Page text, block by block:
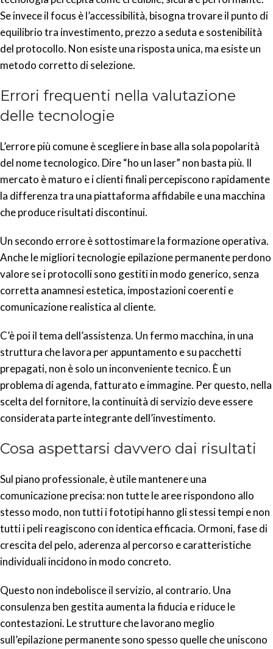
Se invece il focus è l’accessibilità, bisogna trovare il punto di
equilibrio tra investimento, prezzo a seduta e sostenibilità
del protocollo. Non esiste una risposta unica, ma esiste un
metodo corretto di selezione.
Errori frequenti nella valutazione
delle tecnologie
L’errore più comune è scegliere in base alla sola popolarità
del nome tecnologico. Dire “ho un laser” non basta più. Il
mercato è maturo e i clienti finali percepiscono rapidamente
la differenza tra una piattaforma affidabile e una macchina
che produce risultati discontinui.
Un secondo errore è sottostimare la formazione operativa.
Anche le migliori tecnologie epilazione permanente perdono
valore se i protocolli sono gestiti in modo generico, senza
corretta anamnesi estetica, impostazioni coerenti e
comunicazione realistica al cliente.
C’è poi il tema dell’assistenza. Un fermo macchina, in una
struttura che lavora per appuntamento e su pacchetti
prepagati, non è solo un inconveniente tecnico. È un
problema di agenda, fatturato e immagine. Per questo, nella
scelta del fornitore, la continuità di servizio deve essere
considerata parte integrante dell’investimento.
Cosa aspettarsi davvero dai risultati
Sul piano professionale, è utile mantenere una
comunicazione precisa: non tutte le aree rispondono allo
stesso modo, non tutti i fototipi hanno gli stessi tempi e non
tutti i peli reagiscono con identica efficacia. Ormoni, fase di
crescita del pelo, aderenza al percorso e caratteristiche
individuali incidono in modo concreto.
Questo non indebolisce il servizio, al contrario. Una
consulenza ben gestita aumenta la fiducia e riduce le
contestazioni. Le strutture che lavorano meglio
sull’epilazione permanente sono spesso quelle che uniscono